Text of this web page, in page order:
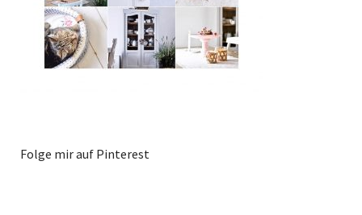
Folge mir auf Pinterest